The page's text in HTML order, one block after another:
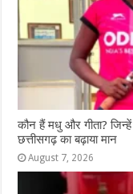
कौन हैं मधु और गीता? जिन्हें
छत्तीसगढ़ का बढ़ाया मान
August 7, 2026